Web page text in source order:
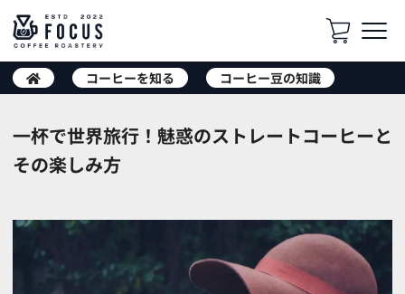
コーヒーを知る コーヒー豆の知識
一杯で世界旅行！魅惑のストレートコーヒーと
その楽しみ方